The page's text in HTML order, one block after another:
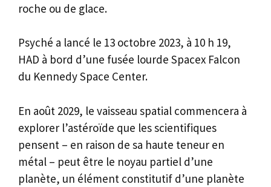
roche ou de glace.
Psyché a lancé le 13 octobre 2023, à 10 h 19,
HAD à bord d’une fusée lourde Spacex Falcon
du Kennedy Space Center.
En août 2029, le vaisseau spatial commencera à
explorer l’astéroïde que les scientifiques
pensent – en raison de sa haute teneur en
métal – peut être le noyau partiel d’une
planète, un élément constitutif d’une planète